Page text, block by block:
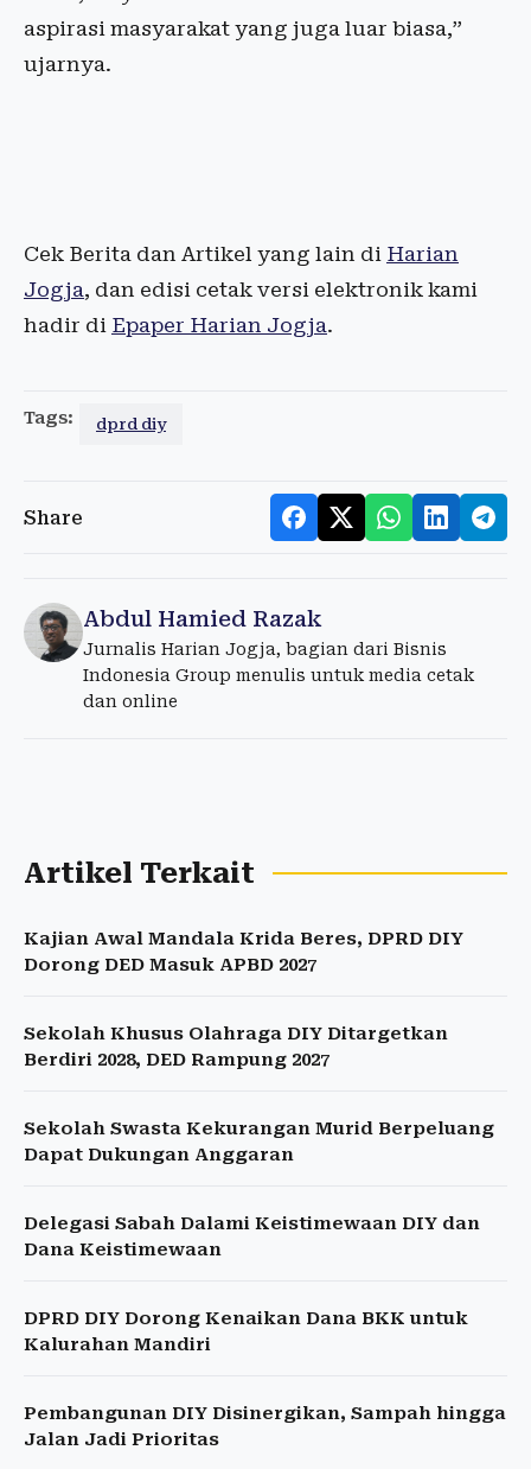
aspirasi masyarakat yang juga luar biasa,”
ujarnya.
Cek Berita dan Artikel yang lain di Harian
Jogja, dan edisi cetak versi elektronik kami
hadir di Epaper Harian Jogja.
Tags: dprd diy
Share
Abdul Hamied Razak
Jurnalis Harian Jogja, bagian dari Bisnis
Indonesia Group menulis untuk media cetak
dan online
Artikel Terkait
Kajian Awal Mandala Krida Beres, DPRD DIY
Dorong DED Masuk APBD 2027
Sekolah Khusus Olahraga DIY Ditargetkan
Berdiri 2028, DED Rampung 2027
Sekolah Swasta Kekurangan Murid Berpeluang
Dapat Dukungan Anggaran
Delegasi Sabah Dalami Keistimewaan DIY dan
Dana Keistimewaan
DPRD DIY Dorong Kenaikan Dana BKK untuk
Kalurahan Mandiri
Pembangunan DIY Disinergikan, Sampah hingga
Jalan Jadi Prioritas